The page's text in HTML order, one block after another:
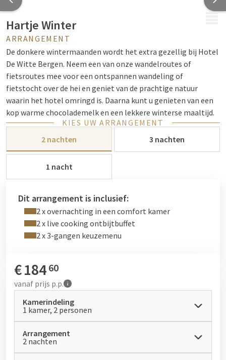
Hartje Winter
ARRANGEMENT
De donkere wintermaanden wordt het extra gezellig bij Hotel
De Witte Bergen. Neem een van onze wandelroutes of
fietsroutes mee voor een ontspannen wandeling of
fietstocht over de hei en geniet van de prachtige natuur
waarin het hotel omringd is. Daarna kunt u genieten van een
kop warme chocolademelk en een lekkere winterse maaltijd.
compleet verzorgd. Een overnachting in een comfort
hotelkamer, Live Cooking ontbijtbuffet en een 3-gangen
keuzediner in ons restaurant.
genieten van dit aantrekkelijke arrangement. (met
uitzonderingen vanfeestdagen.) Op oudjaarsavond kunt u wel
genieten van dit arrangement, alleen sluit ons restaurant dan
eerder dan gebruikelijk.
KIES UW ARRANGEMENT
2 nachten
3 nachten
1 nacht
Dit arrangement is inclusief:
2 x overnachting in een comfort kamer
2 x live cooking ontbijtbuffet
2 x 3-gangen keuzemenu
€184 60
vanaf prijs p.p.
Kamerindeling
1 kamer, 2 personen
Arrangement
2 nachten